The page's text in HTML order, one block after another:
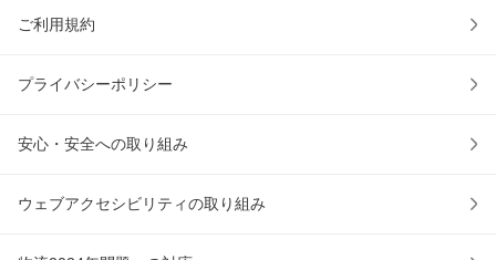
ご利用規約
プライバシーポリシー
安心・安全への取り組み
ウェブアクセシビリティの取り組み